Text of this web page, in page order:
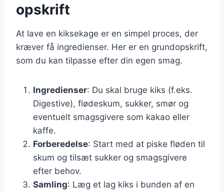
opskrift
At lave en kiksekage er en simpel proces, der
kræver få ingredienser. Her er en grundopskrift,
som du kan tilpasse efter din egen smag.
Ingredienser: Du skal bruge kiks (f.eks.
Digestive), flødeskum, sukker, smør og
eventuelt smagsgivere som kakao eller
kaffe.
Forberedelse: Start med at piske fløden til
skum og tilsæt sukker og smagsgivere
efter behov.
Samling: Læg et lag kiks i bunden af en